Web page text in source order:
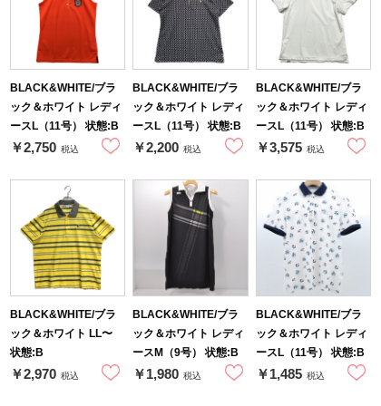
BLACK&WHITE/ブラ
ック＆ホワイト レディ
ースL（11号） 状態:B
￥2,750 税込
BLACK&WHITE/ブラ
ック＆ホワイト レディ
ースL（11号） 状態:B
￥2,200 税込
BLACK&WHITE/ブラ
ック＆ホワイト レディ
ースL（11号） 状態:B
￥3,575 税込
BLACK&WHITE/ブラ
ック＆ホワイト LL〜
状態:B
￥2,970 税込
BLACK&WHITE/ブラ
ック＆ホワイト レディ
ースM（9号） 状態:B
￥1,980 税込
BLACK&WHITE/ブラ
ック＆ホワイト レディ
ースL（11号） 状態:B
￥1,485 税込